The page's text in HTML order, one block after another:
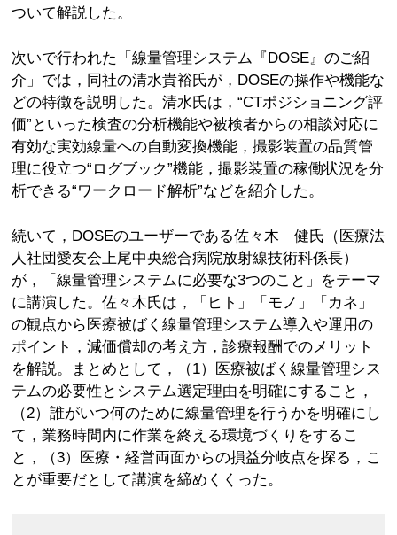
ついて解説した。
次いで行われた「線量管理システム『DOSE』のご紹
介」では，同社の清水貴裕氏が，DOSEの操作や機能な
どの特徴を説明した。清水氏は，“CTポジショニング評
価”といった検査の分析機能や被検者からの相談対応に
有効な実効線量への自動変換機能，撮影装置の品質管
理に役立つ“ログブック”機能，撮影装置の稼働状況を分
析できる“ワークロード解析”などを紹介した。
続いて，DOSEのユーザーである佐々木 健氏（医療法
人社団愛友会上尾中央総合病院放射線技術科係長）
が，「線量管理システムに必要な3つのこと」をテーマ
に講演した。佐々木氏は，「ヒト」「モノ」「カネ」
の観点から医療被ばく線量管理システム導入や運用の
ポイント，減価償却の考え方，診療報酬でのメリット
を解説。まとめとして，（1）医療被ばく線量管理シス
テムの必要性とシステム選定理由を明確にすること，
（2）誰がいつ何のために線量管理を行うかを明確にし
て，業務時間内に作業を終える環境づくりをするこ
と，（3）医療・経営両面からの損益分岐点を探る，こ
とが重要だとして講演を締めくくった。